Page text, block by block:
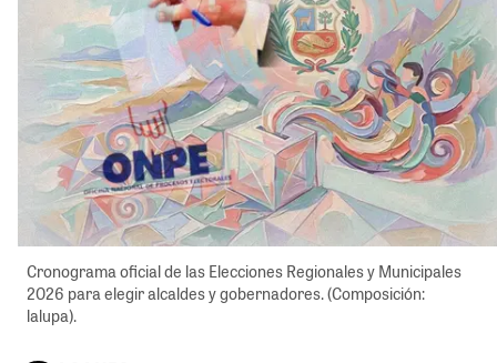
Cronograma oficial de las Elecciones Regionales y Municipales
2026 para elegir alcaldes y gobernadores. (Composición:
lalupa).